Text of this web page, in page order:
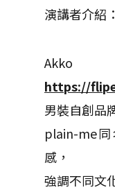
演講者介紹：
Akko
https://
男裝自創品
plain-me
感，
強調不同文